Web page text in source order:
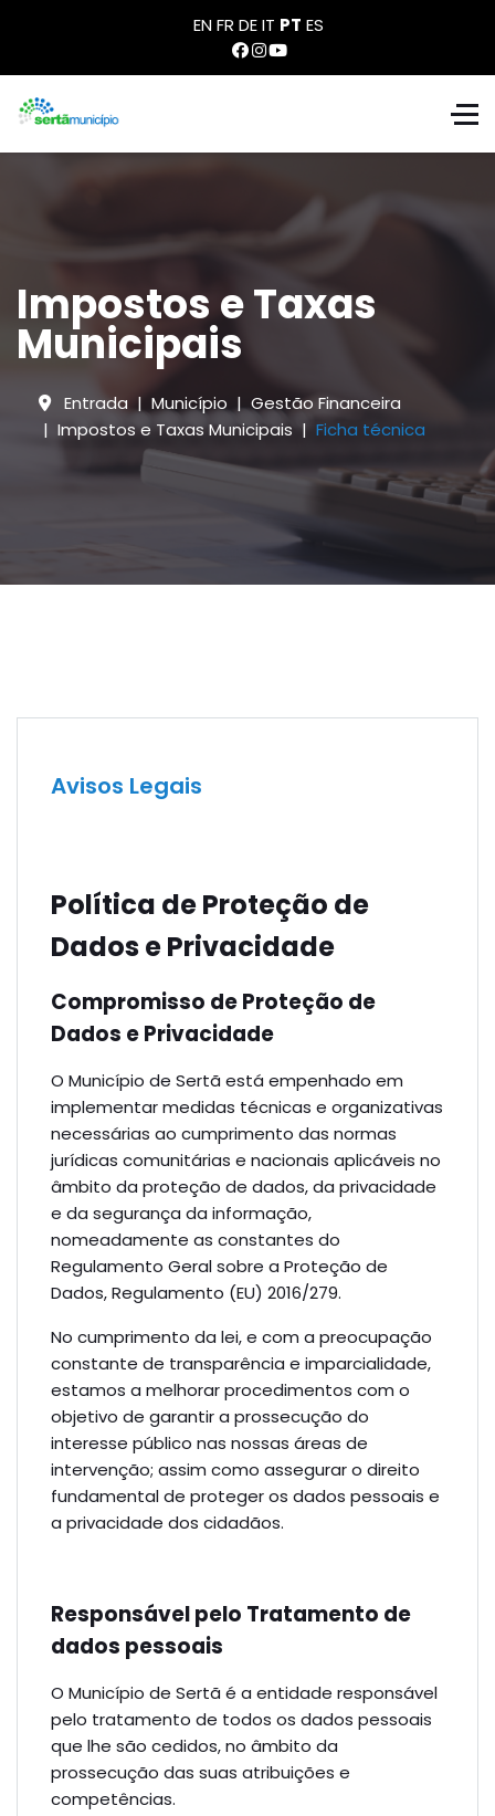
ENFR DEIT PT ES
Impostos e Taxas
Municipais
Entrada Município
Gestão Financeira
Impostos e Taxas Municipais
Ficha técnica
Avisos Legais
Política de Proteção de
Dados e Privacidade
Compromisso de Proteção de
Dados e Privacidade
O Município de Sertã está empenhado em
implementar medidas técnicas e organizativas
necessárias ao cumprimento das normas
jurídicas comunitárias e nacionais aplicáveis no
âmbito da proteção de dados, da privacidade
e da segurança da informação,
nomeadamente as constantes do
Regulamento Geral sobre a Proteção de
Dados, Regulamento (EU) 2016/279.
No cumprimento da lei, e com a preocupação
constante de transparência e imparcialidade,
estamos a melhorar procedimentos com o
objetivo de garantir a prossecução do
interesse público nas nossas áreas de
intervenção; assim como assegurar o direito
fundamental de proteger os dados pessoais e
a privacidade dos cidadãos.
Responsável pelo Tratamento de
dados pessoais
O Município de Sertã é a entidade responsável
pelo tratamento de todos os dados pessoais
que lhe são cedidos, no âmbito da
prossecução das suas atribuições e
competências.